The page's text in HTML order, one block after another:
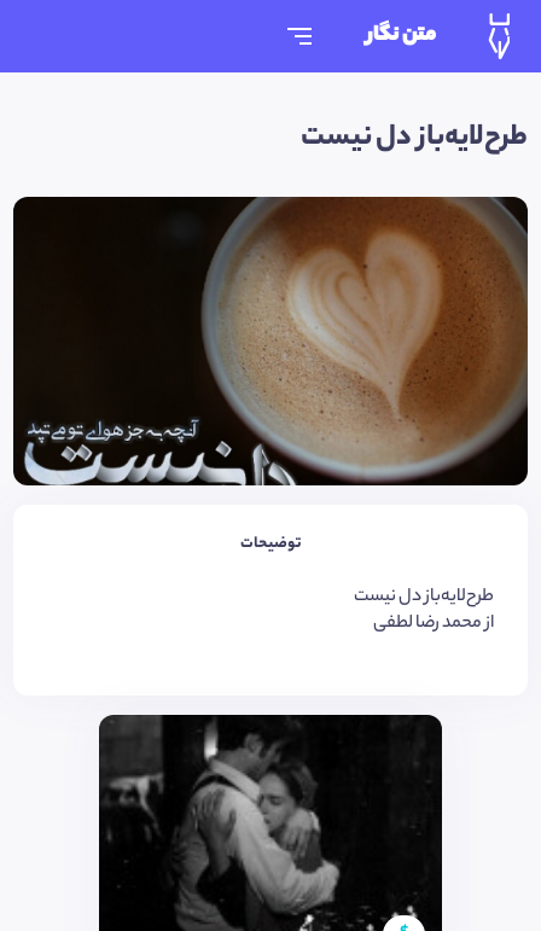
متن نگار
طرح‌لایه‌باز دل نیست
توضیحات
طرح‌لایه‌باز دل نیست
از محمد رضا لطفی